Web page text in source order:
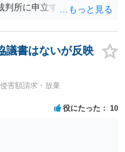
判所に申立すれば3カ月の
行やサラ金が数年も放置
発見される可能性はほぼ
討していた案件で、期間
払金など相当な財産が見
た。
議書はないが反映
害額請求・放棄
役にたった 10